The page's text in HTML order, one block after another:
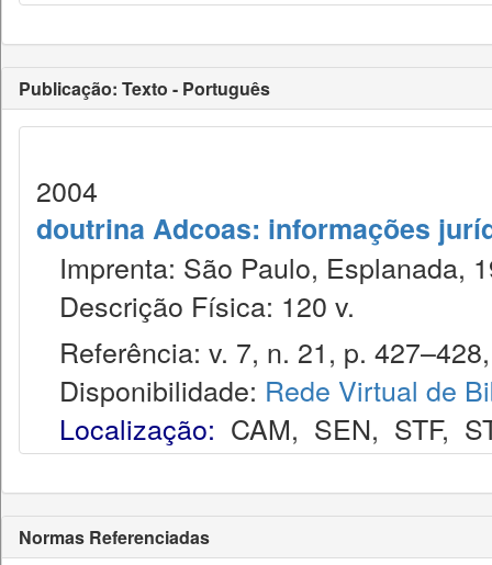
Publicação: Texto - Português
2004
doutrina Adcoas: informações
Imprenta: São Paulo, Esplanada,
Descrição Física: 120 v.
Referência: v. 7, n. 21, p.
Disponibilidade: Rede Virtual de
Localização: CAM, SEN, STF,
Normas Referenciadas